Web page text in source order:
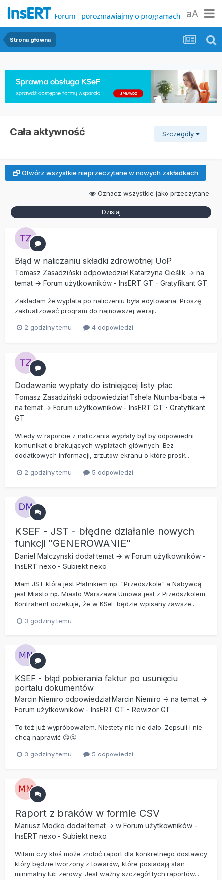
aA
Strona główna
Cała aktywność Szczegóły
Otwórz wszystkie nieprzeczytane w nowych zakładkach
Oznacz wszystkie jako przeczytane
Dzisiaj
Błąd w naliczaniu składki zdrowotnej UoP
Tomasz Zasadziński odpowiedziałKatarzyna Cieślik → na
temat → Forum użytkowników - InsERT GT - Gratyfikant GT
Zakładam że wypłata po naliczeniu była edytowana. Proszę
zaktualizować program do najnowszej wersji.
2 godziny temu 4 odpowiedzi
Dodawanie wypłaty do istniejącej listy płac
Tomasz Zasadziński odpowiedział Tshela Ntumba-Ibata →
na temat → Forum użytkowników - InsERT GT - Gratyfikant
GT
Wtedy w raporcie z naliczania wypłaty był by odpowiedni
komunikat o brakujących wypłatach głównych. Bez
dodatkowych informacji, zrzutów ekranu o które prosił...
2 godziny temu 5 odpowiedzi
KSEF - JST - błędne działanie nowych
funkcji "GENEROWANIE"
Daniel Malczynski dodał temat → w Forum użytkowników -
InsERT nexo - Subiekt nexo
Mam JST która jest Płatnikiem np. "Przedszkole" a Nabywcą
jest Miasto np. Miasto Warszawa Umowa jest z Przedszkolem.
Kontrahent oczekuje, że w KSeF będzie wpisany zawsze...
3 godziny temu
KSEF - błąd pobierania faktur po usunięciu
portalu dokumentów
Marcin Niemiro odpowiedziałMarcin Niemiro → na temat →
Forum użytkowników - InsERT GT - Rewizor GT
To też już wypróbowałem. Niestety nic nie dało. Zepsuli i nie
chcą naprawić 😡🤬
3 godziny temu 5 odpowiedzi
Raport z braków w formie CSV
Mariusz Moćko dodał temat → w Forum użytkowników -
InsERT nexo - Subiekt nexo
Witam czy ktoś może zrobić raport dla konkretnego dostawcy
który będzie tworzony z towarów, które posiadają stan
minimalny lub zerowy. Jest ważny szczegół tych raportów...